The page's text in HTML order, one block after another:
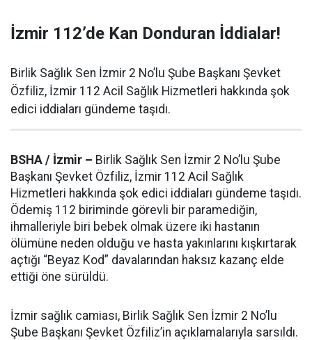
İzmir 112’de Kan Donduran İddialar!
Birlik Sağlık Sen İzmir 2 No’lu Şube Başkanı Şevket
Özfiliz, İzmir 112 Acil Sağlık Hizmetleri hakkında şok
edici iddiaları gündeme taşıdı.
BSHA / İzmir – Birlik Sağlık Sen İzmir 2 No’lu Şube
Başkanı Şevket Özfiliz, İzmir 112 Acil Sağlık
Hizmetleri hakkında şok edici iddiaları gündeme taşıdı.
Ödemiş 112 biriminde görevli bir paramediğin,
ihmalleriyle biri bebek olmak üzere iki hastanın
ölümüne neden olduğu ve hasta yakınlarını kışkırtarak
açtığı “Beyaz Kod” davalarından haksız kazanç elde
ettiği öne sürüldü.
İzmir sağlık camiası, Birlik Sağlık Sen İzmir 2 No’lu
Şube Başkanı Şevket Özfiliz’in açıklamalarıyla sarsıldı.